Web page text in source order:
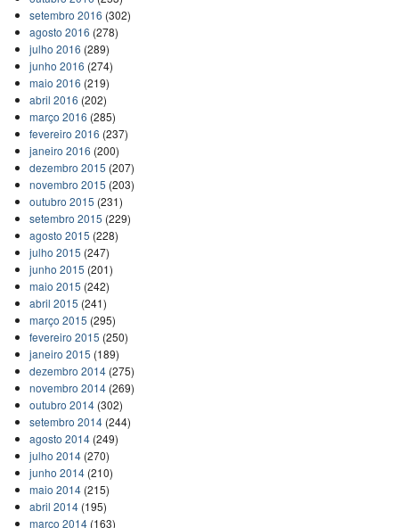
setembro 2016 (302)
agosto 2016 (278)
julho 2016 (289)
junho 2016 (274)
maio 2016 (219)
abril 2016 (202)
março 2016 (285)
fevereiro 2016 (237)
janeiro 2016 (200)
dezembro 2015 (207)
novembro 2015 (203)
outubro 2015 (231)
setembro 2015 (229)
agosto 2015 (228)
julho 2015 (247)
junho 2015 (201)
maio 2015 (242)
abril 2015 (241)
março 2015 (295)
fevereiro 2015 (250)
janeiro 2015 (189)
dezembro 2014(275)
novembro 2014(269)
outubro 2014(302)
setembro 2014(244)
agosto 2014(249)
julho 2014(270)
junho 2014(210)
maio 2014(215)
abril 2014(195)
março 2014(163)